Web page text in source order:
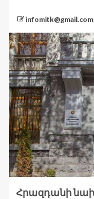
infomitk@gmail.com
Հրազդանի